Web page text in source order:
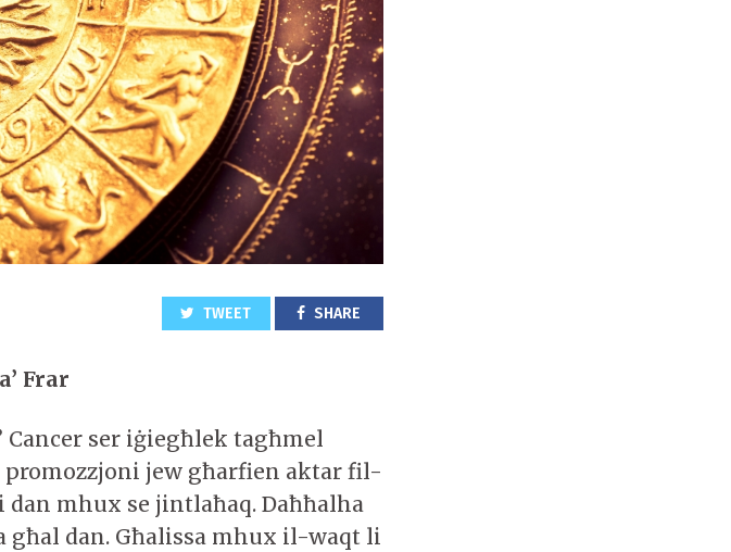
TWEET SHARE
Frar
ser iġiegħlek tagħmel
jew għarfien aktar fil-
mhux se jintlaħaq. Daħħalha
dan. Għalissa mhux il-waqt li